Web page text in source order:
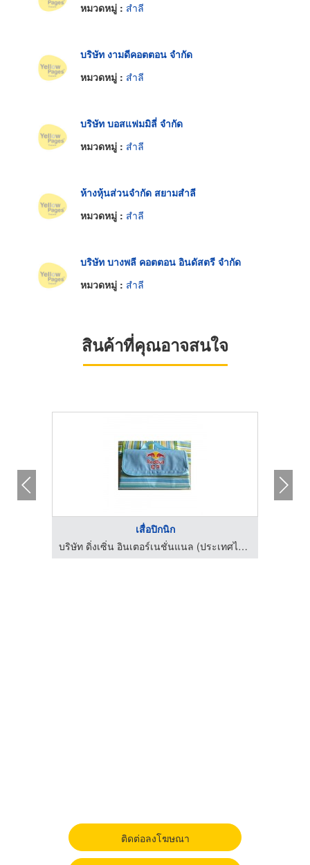
หมวดหมู่ : สำลี
บริษัท งามดีคอตตอน จำกัด
หมวดหมู่ : สำลี
บริษัท บอสแฟมมิลี่ จำกัด
หมวดหมู่ : สำลี
ห้างหุ้นส่วนจำกัด สยามสำลี
หมวดหมู่ : สำลี
บริษัท บางพลี คอตตอน อินดัสตรี จำกัด
หมวดหมู่ : สำลี
สินค้าที่คุณอาจสนใจ
เสื่อปิกนิก
บริษัท ดิ่งเซิ่น อินเตอร์เนชั่นแนล (ประเทศไทย) จำกัด
ติดต่อลงโฆษณา